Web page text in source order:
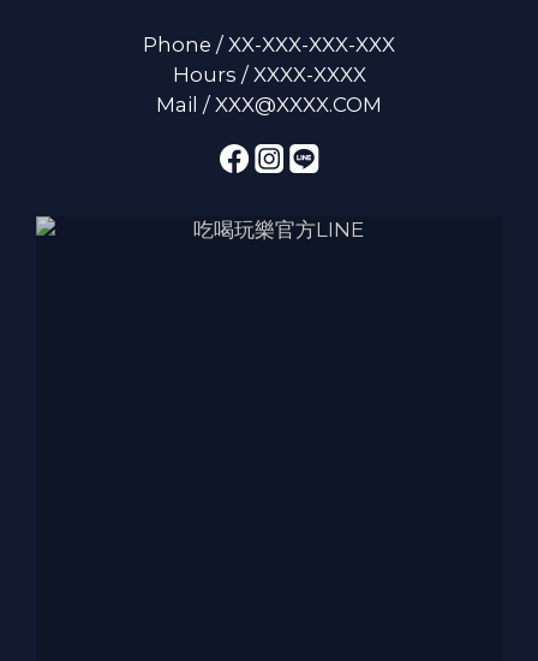
Phone / XX-XXX-XXX-XXX
Hours / XXXX-XXXX
Mail / XXX@XXXX.COM